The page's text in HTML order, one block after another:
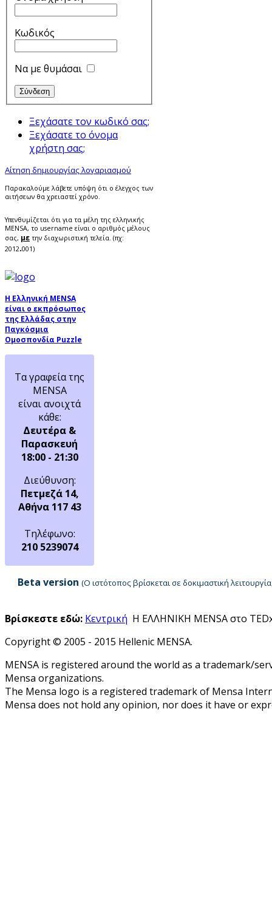
Κωδικός
Να με θυμάσαι
Ξεχάσατε τον κωδικό σας;
Ξεχάσατε το όνομα
χρήστη σας;
Αίτηση δημιουργίας λογαριασμού
Παρακαλούμε λάβετε υπόψη ότι ο έλεγχος των
αιτήσεων θα χρειαστεί χρόνο.
Υπενθυμίζεται ότι για τα μέλη της ελληνικής
MENSA, το username είναι ο αριθμός μέλους
σας, με την διαχωριστική τελεία. (πχ:
2012.001)
Η Ελληνική MENSA
είναι ο εκπρόσωπος
της Ελλάδας στην
Παγκόσμια
Ομοσπονδία Puzzle
Τα γραφεία της
MENSA
είναι ανοιχτά
κάθε:
Δευτέρα &
Παρασκευή
18:00 - 21:30
Διεύθυνση:
Πετμεζά 14,
Αθήνα 117 43
Τηλέφωνο:
210 5239074
Beta version (Ο ιστότοπος βρίσκεται σε δοκιμαστική
Βρίσκεστε εδώ: Κεντρική Η ΕΛΛΗΝΙΚΗ MENSA στο
Copyright © 2005 - 2015 Hellenic MENSA.
MENSA is registered around the world as a trademark/
Mensa organizations.
The Mensa logo is a registered trademark of Mensa
Mensa does not hold any opinion, nor does it have or